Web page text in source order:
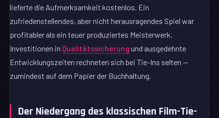
lieferte die Aufmerksamkeit kostenlos. Ein
zufriedenstellendes, aber nicht herausragendes Spiel war
profitabler als ein teuer produziertes Meisterwerk.
Investitionen in Qualitätssicherung und ausgedehnte
Entwicklungszeiten rechneten sich bei Tie-Ins selten —
zumindest auf dem Papier der Buchhaltung.
Der Niedergang des klassischen Film-Tie-